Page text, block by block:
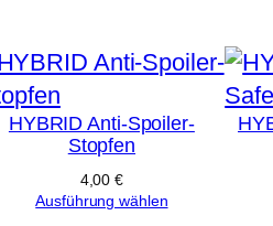
HYBRID Anti-Spoiler-
Stopfen
4,00€
Ausführung wählen